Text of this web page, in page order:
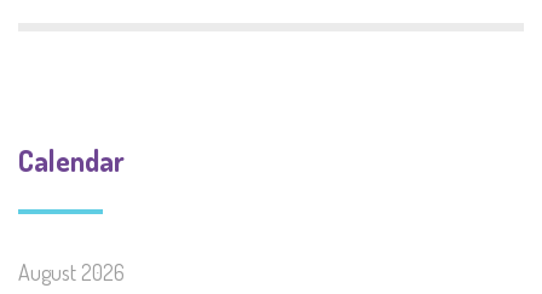
Calendar
August 2026